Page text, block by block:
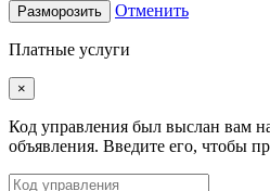
Разморозить Отменить
Платные услуги
×
Код управления был выслан вам
объявления. Введите его, чтобы